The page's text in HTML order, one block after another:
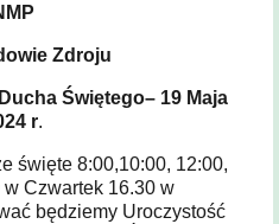
Zdroju
Świętego– 19 Maja
r.
święte 8:00,10:00, 12:00,
w Czwartek 16.30 w
będziemy Uroczystość